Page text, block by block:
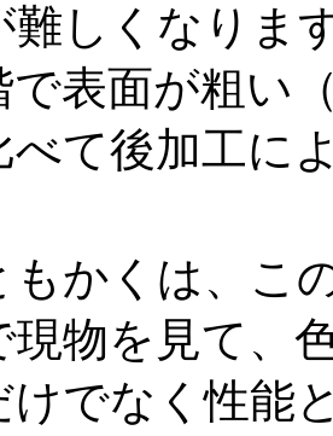
難しくなりま
で表面が粗い
べて後加工に
かくは、こ
現物を見て、
けでなく性能